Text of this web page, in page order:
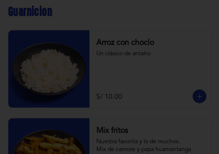
Guarnicion
Arroz con choclo
Un clásico de antaño
S/ 10.00
Mix fritos
Nuestra favorita y la de muchos.
Mix de camote y papa huamantanga